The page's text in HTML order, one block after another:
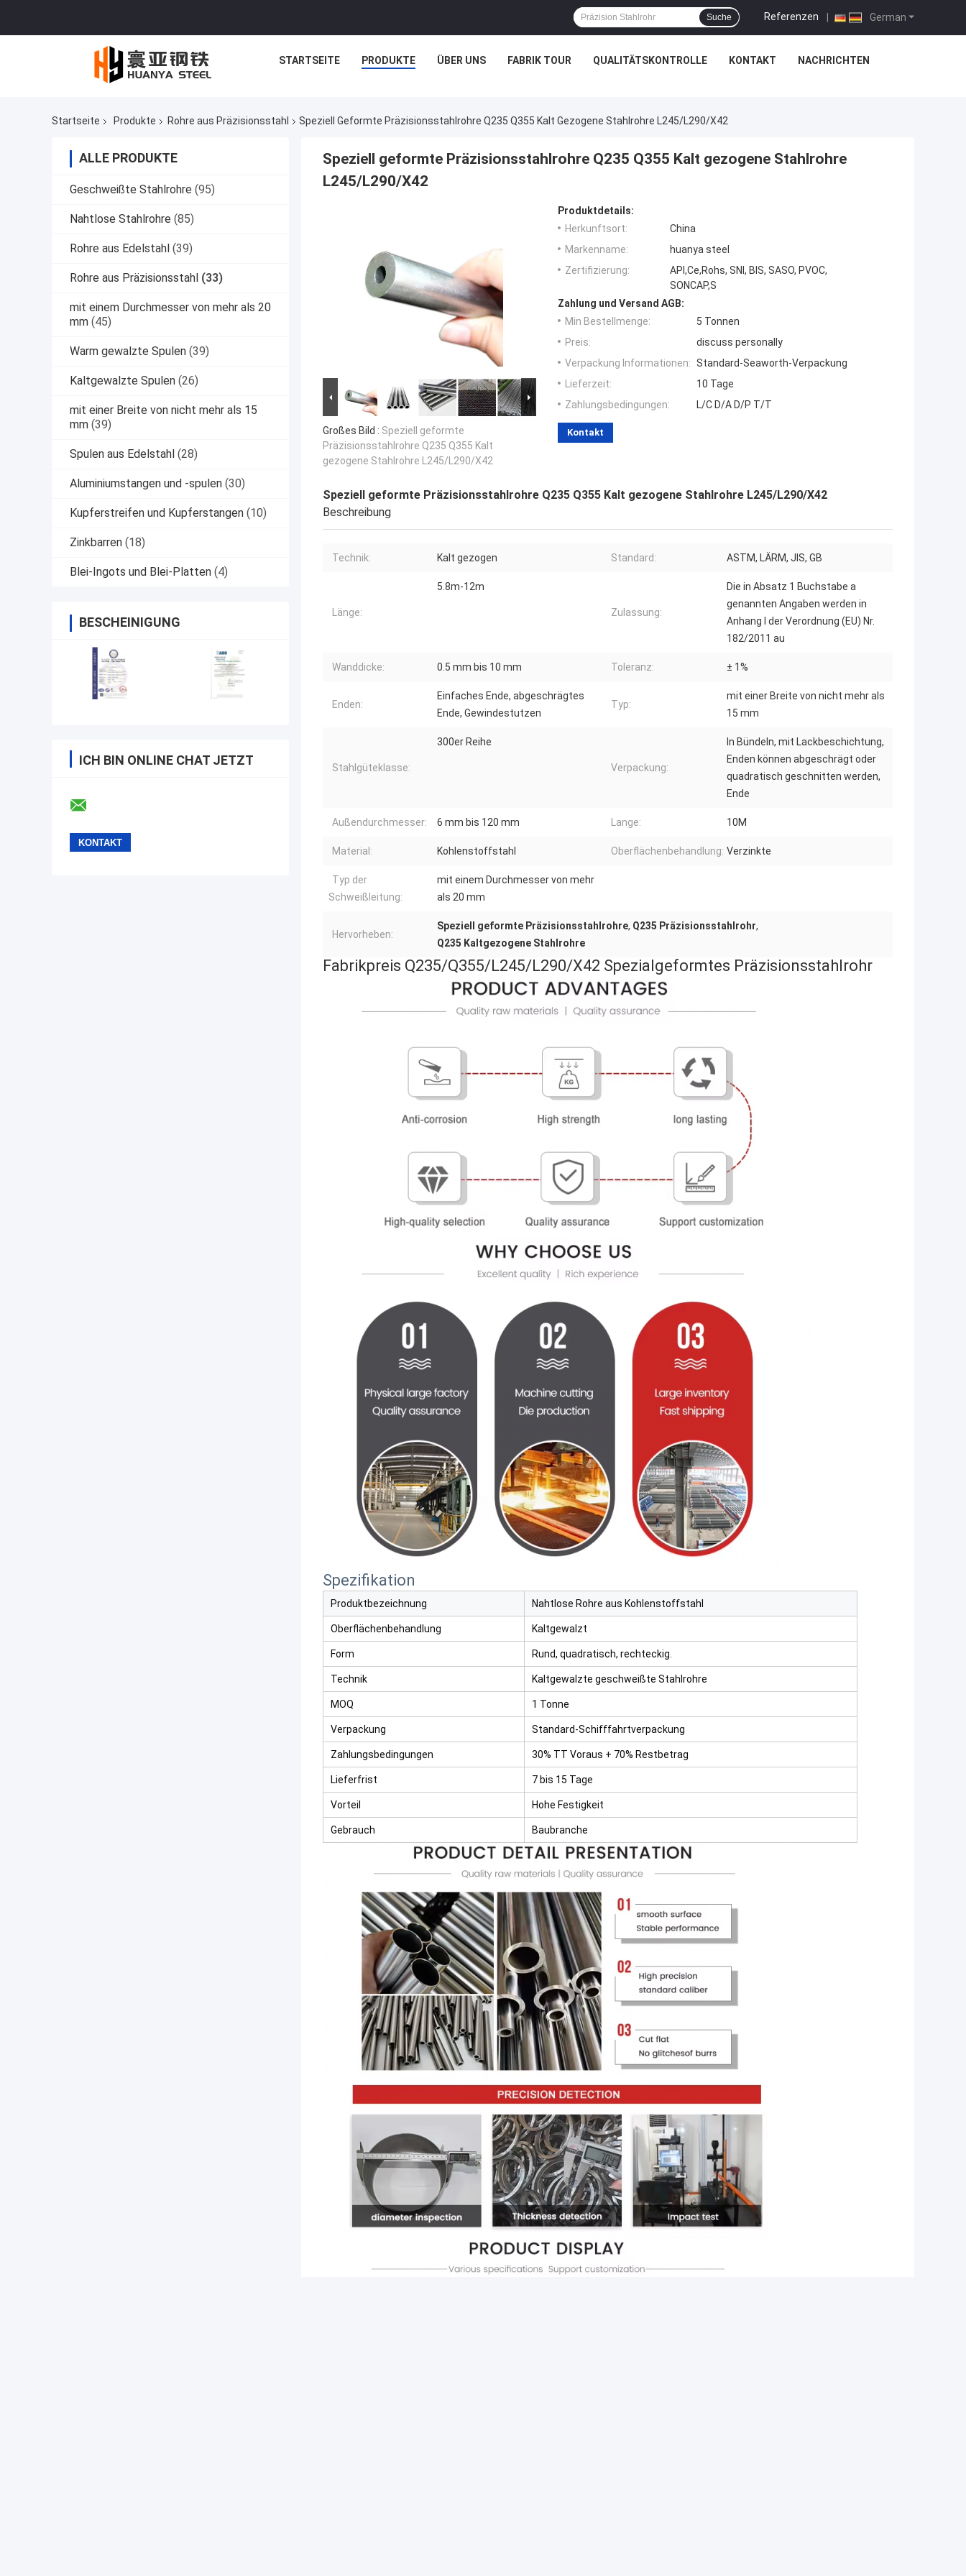
German
Referenzen |
Suche
STARTSEITE PRODUKTE ÜBER UNS FABRIK TOUR QUALITÄTSKONTROLLE KONTAKT NACHRICHTEN
Startseite Produkte Rohre aus Präzisionsstahl Speziell Geformte Präzisionsstahlrohre Q235 Q355 Kalt Gezogene Stahlrohre L245/L290/X42
ALLE PRODUKTE
Geschweißte Stahlrohre (95)
Nahtlose Stahlrohre (85)
Rohre aus Edelstahl (39)
Rohre aus Präzisionsstahl (33)
mit einem Durchmesser von mehr als 20
mm (45)
Warm gewalzte Spulen (39)
Kaltgewalzte Spulen (26)
mit einer Breite von nicht mehr als 15
mm (39)
Spulen aus Edelstahl (28)
Aluminiumstangen und -spulen (30)
Kupferstreifen und Kupferstangen (10)
Zinkbarren (18)
Blei-Ingots und Blei-Platten (4)
BESCHEINIGUNG
ICH BIN ONLINE CHAT JETZT
Speziell geformte Präzisionsstahlrohre Q235 Q355 Kalt gezogene Stahlrohre
L245/L290/X42
Großes Bild : Speziell geformte
Präzisionsstahlrohre Q235 Q355 Kalt
gezogene Stahlrohre L245/L290/X42
Produktdetails:
Herkunftsort:
China
Markenname:
huanya steel
Zertifizierung:
API,Ce,Rohs, SNI, BIS, SASO, PVOC,
SONCAP,S
Zahlung und Versand AGB:
Min Bestellmenge:
5 Tonnen
Preis:
discuss personally
Verpackung Informationen: Standard-Seaworth-Verpackung
Lieferzeit:
10 Tage
Zahlungsbedingungen:
L/C D/A D/P T/T
Kontakt
Speziell geformte Präzisionsstahlrohre Q235 Q355 Kalt gezogene Stahlrohre L245/L290/X42
Beschreibung
Technik: Kalt gezogen Standard: ASTM, LÄRM, JIS, GB
Länge:
5.8m-12m
Zulassung:
Die in Absatz 1 Buchstabe a
genannten Angaben werden in
Anhang I der Verordnung (EU) Nr.
182/2011 au
Wanddicke: 0.5 mm bis 10 mm Toleranz: ± 1%
Enden:
Einfaches Ende, abgeschrägtes
Ende, Gewindestutzen
Typ:
mit einer Breite von nicht mehr als
15 mm
Stahlgüteklasse:
300er Reihe
Verpackung:
In Bündeln, mit Lackbeschichtung,
Enden können abgeschrägt oder
quadratisch geschnitten werden,
Ende
Außendurchmesser: 6 mm bis 120 mm Lange: 10M
Material: Kohlenstoffstahl Oberflächenbehandlung: Verzinkte
Typ der
Schweißleitung:
mit einem Durchmesser von mehr
als 20 mm
Hervorheben:
Speziell geformte Präzisionsstahlrohre, Q235 Präzisionsstahlrohr,
Q235 Kaltgezogene Stahlrohre
Fabrikpreis Q235/Q355/L245/L290/X42 Spezialgeformtes Präzisionsstahlrohr
Spezifikation
Produktbezeichnung Nahtlose Rohre aus Kohlenstoffstahl
Oberflächenbehandlung Kaltgewalzt
Form Rund, quadratisch, rechteckig.
Technik Kaltgewalzte geschweißte Stahlrohre
MOQ 1 Tonne
Verpackung Standard-Schifffahrtverpackung
Zahlungsbedingungen 30% TT Voraus + 70% Restbetrag
Lieferfrist 7 bis 15 Tage
Vorteil Hohe Festigkeit
Gebrauch Baubranche